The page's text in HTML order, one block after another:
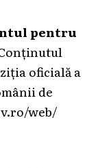
pentru
oficială a
de
web/